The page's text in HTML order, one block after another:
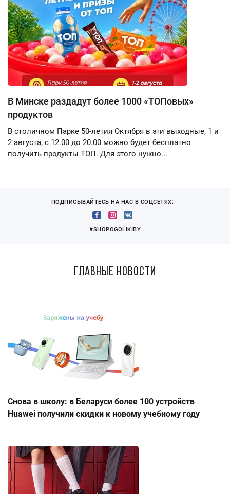
В Минске раздадут более 1000 «ТОПовых»
продуктов
В столичном Парке 50-летия Октября в эти выходные, 1 и
2 августа, с 12.00 до 20.00 можно будет бесплатно
получить продукты ТОП. Для этого нужно...
ПОДПИСЫВАЙТЕСЬ НА НАС В СОЦСЕТЯХ:
#SHOPOGOLIKIBY
Главные новости
Снова в школу: в Беларуси более 100 устройств
Huawei получили скидки к новому учебному году